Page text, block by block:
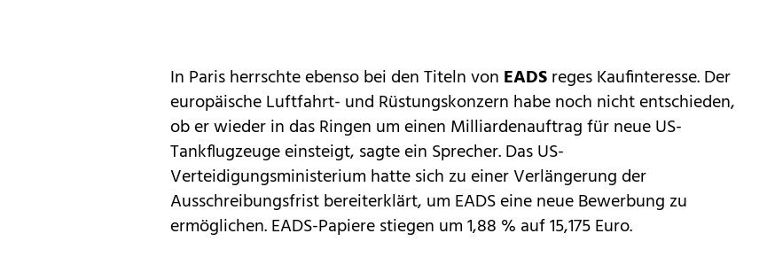
In Paris herrschte ebenso bei den Titeln von EADSreges Kaufinteresse. Der
europäische Luftfahrt- und Rüstungskonzern habe noch nicht entschieden,
ob er wieder in das Ringen um einen Milliardenauftrag für neue US-
Tankflugzeuge einsteigt, sagte ein Sprecher. Das US-
Verteidigungsministerium hatte sich zu einer Verlängerung der
Ausschreibungsfrist bereiterklärt, um EADS eine neue Bewerbung zu
ermöglichen. EADS-Papiere stiegen um 1,88 % auf 15,175 Euro.